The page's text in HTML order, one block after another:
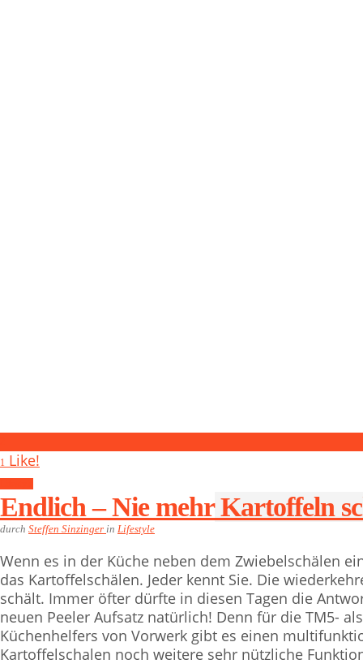
1 Like!
Endlich – Nie mehr Kartoffeln
durch Steffen Sinzinger in Lifestyle
Wenn es in der Küche neben dem Zwiebelschälen
das Kartoffelschälen. Jeder kennt Sie. Die
schält. Immer öfter dürfte in diesen Tagen die
neuen Peeler Aufsatz natürlich! Denn für die TM5-
Küchenhelfers von Vorwerk gibt es einen
Kartoffelschalen noch weitere sehr nützliche